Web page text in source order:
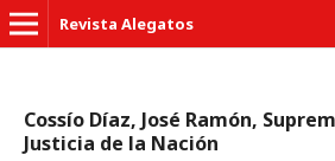
Revista Alegatos
Cossío Díaz, José Ramón,
Justicia de la Nación